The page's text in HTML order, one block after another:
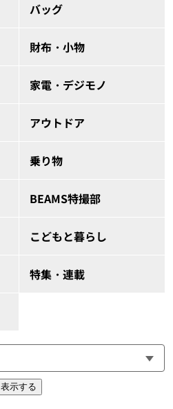
バッグ
財布・小物
家電・デジモノ
アウトドア
乗り物
BEAMS特撮部
こどもと暮らし
特集・連載
表示する